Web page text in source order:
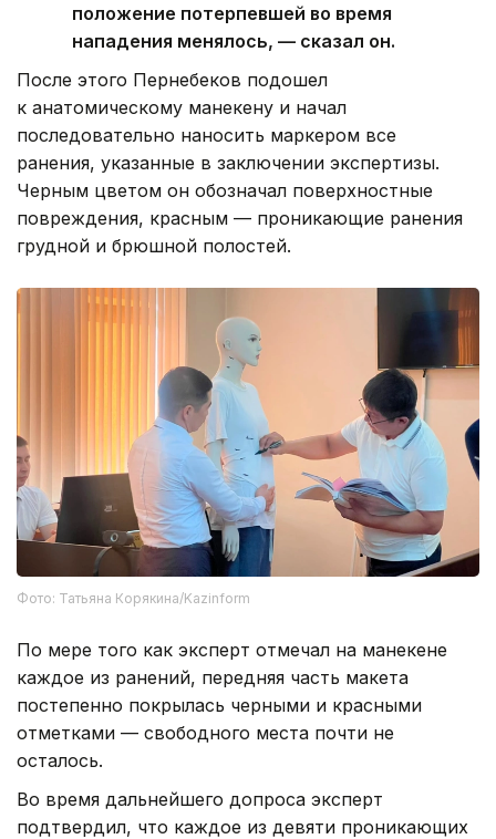
положение потерпевшей во время
нападения менялось, — сказал он.
После этого Пернебеков подошел
к анатомическому манекену и начал
последовательно наносить маркером все
ранения, указанные в заключении экспертизы.
Черным цветом он обозначал поверхностные
повреждения, красным — проникающие ранения
грудной и брюшной полостей.
Фото: Татьяна Корякина/Kazinform
По мере того как эксперт отмечал на манекене
каждое из ранений, передняя часть макета
постепенно покрылась черными и красными
отметками — свободного места почти не
осталось.
Во время дальнейшего допроса эксперт
подтвердил, что каждое из девяти проникающих